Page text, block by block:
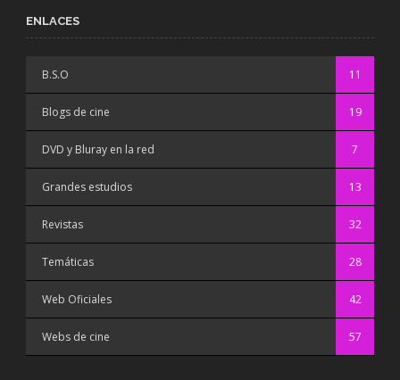
ENLACES
B.S.O 11
Blogs de cine 19
DVD y Bluray en la red 7
Grandes estudios 13
Revistas 32
Temáticas 28
Web Oficiales 42
Webs de cine 57